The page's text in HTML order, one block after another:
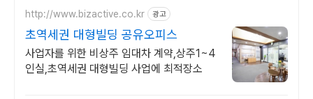
http://www.bizactive.co.kr 광고
초역세권 대형빌딩 공유오피스
사업자를 위한 비상주 임대차 계약,상주1~4
인실,초역세권 대형빌딩 사업에 최적장소